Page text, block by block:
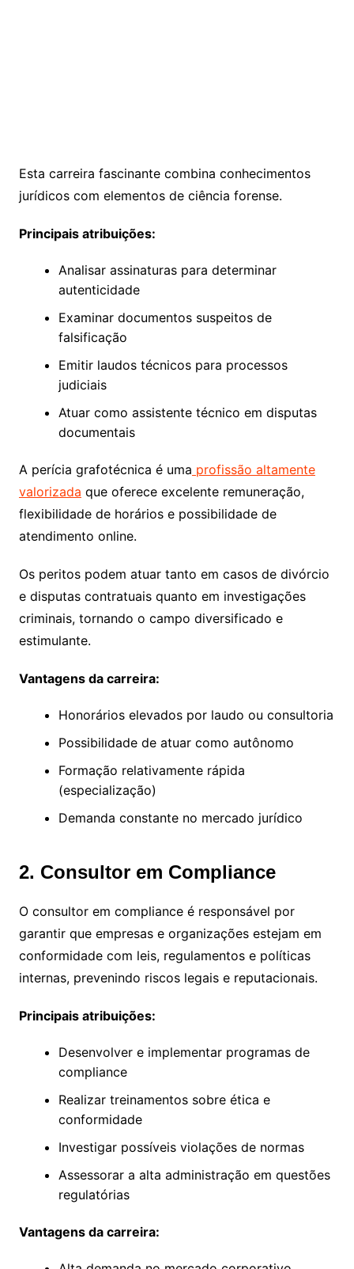
Esta carreira fascinante combina conhecimentos
jurídicos com elementos de ciência forense.
Principais atribuições:
Analisar assinaturas para determinar
autenticidade
Examinar documentos suspeitos de
falsificação
Emitir laudos técnicos para processos
judiciais
Atuar como assistente técnico em disputas
documentais
A perícia grafotécnica é uma profissão altamente
valorizada que oferece excelente remuneração,
flexibilidade de horários e possibilidade de
atendimento online.
Os peritos podem atuar tanto em casos de divórcio
e disputas contratuais quanto em investigações
criminais, tornando o campo diversificado e
estimulante.
Vantagens da carreira:
Honorários elevados por laudo ou consultoria
Possibilidade de atuar como autônomo
Formação relativamente rápida
(especialização)
Demanda constante no mercado jurídico
2. Consultor em Compliance
O consultor em compliance é responsável por
garantir que empresas e organizações estejam em
conformidade com leis, regulamentos e políticas
internas, prevenindo riscos legais e reputacionais.
Principais atribuições:
Desenvolver e implementar programas de
compliance
Realizar treinamentos sobre ética e
conformidade
Investigar possíveis violações de normas
Assessorar a alta administração em questões
regulatórias
Vantagens da carreira: